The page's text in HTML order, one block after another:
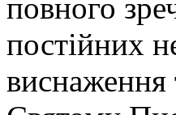
повного
постійних
виснаження